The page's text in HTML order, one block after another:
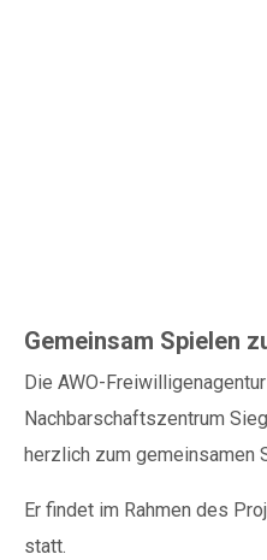
Gemeinsam Spielen
Die AWO-
Nachbarschaftszentrum
herzlich zum gemeinsamen
Er findet im Rahmen des
statt.